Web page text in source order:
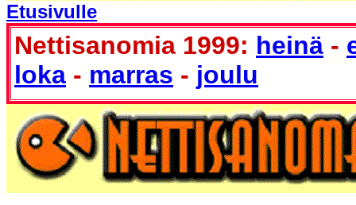
Etusivulle
Nettisanomia 1999: heinä -
loka - marras - joulu